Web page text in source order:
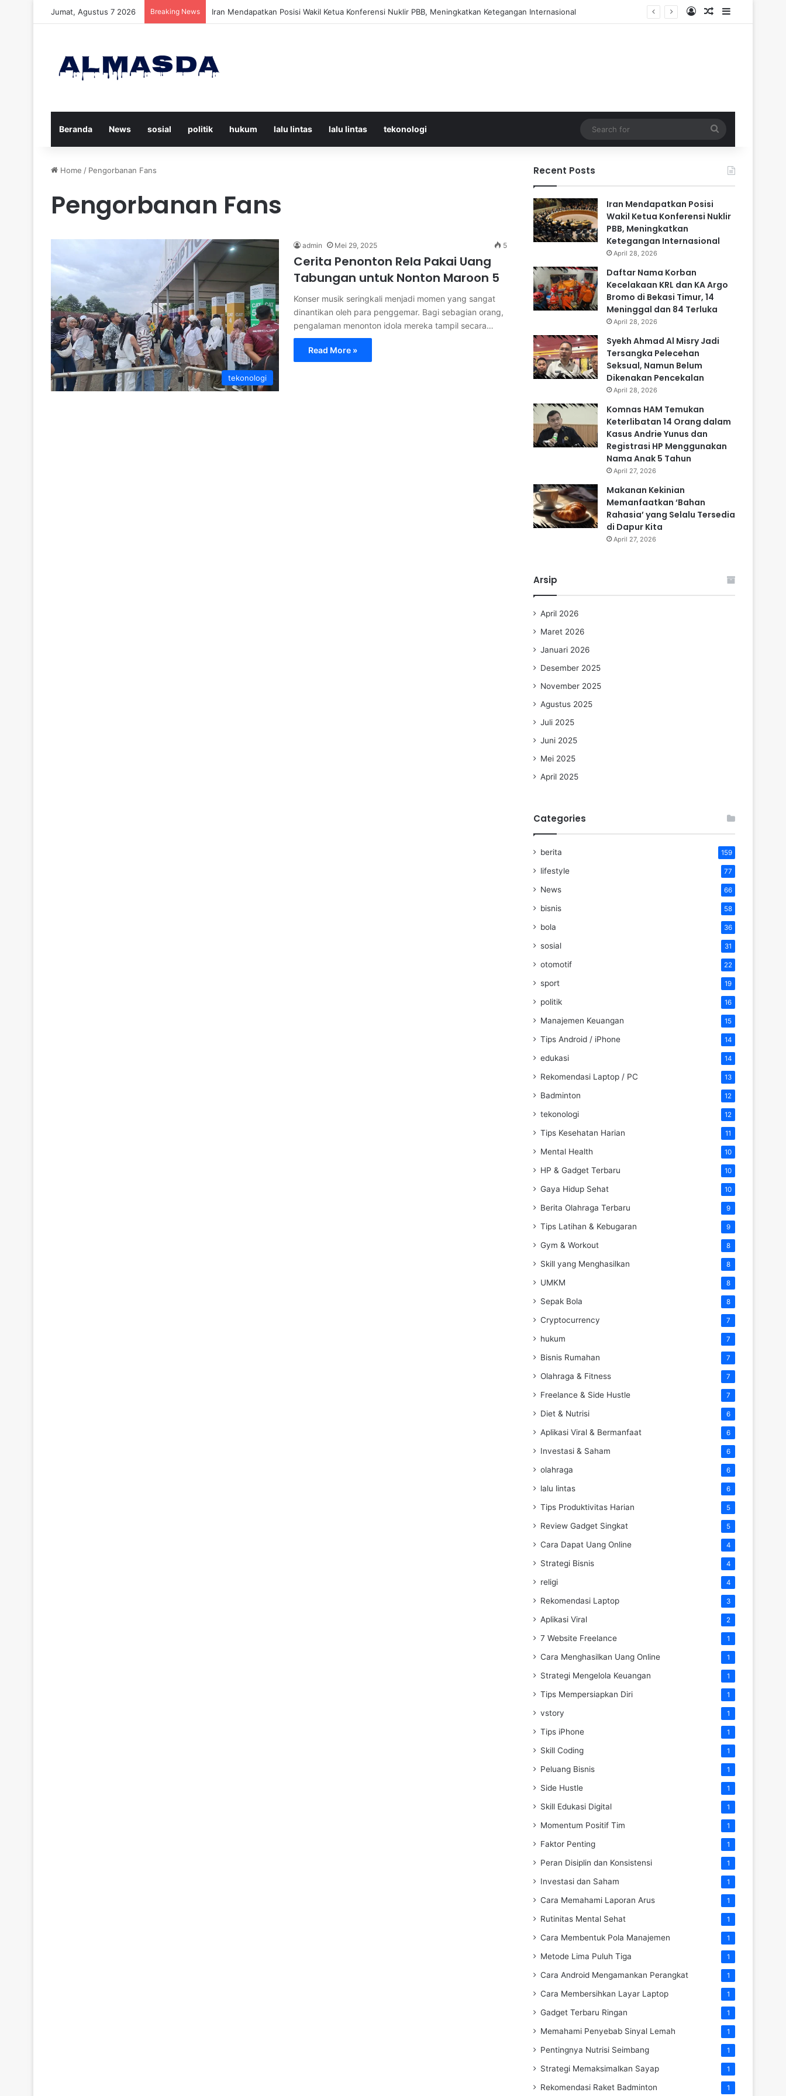
Jumat, Agustus 7 2026 Breaking News Daftar Nama Korban Kecelakaan KRL dan KA Argo Bromo di Bekasi Timur, 14 Meninggal dan 84 Terluka Log InRandom Article
Sidebar
Beranda News sosial politik hukum lalu lintas lalu lintas tekonologi
for
Home / Pengorbanan Fans
Pengorbanan Fans
tekonologi
admin Mei 29, 2025 5
Cerita Penonton Rela Pakai Uang
Tabungan untuk Nonton Maroon 5
Konser musik seringkali menjadi momen yang sangat
dinantikan oleh para penggemar. Bagi sebagian orang,
pengalaman menonton idola mereka tampil secara…
Read More »
Recent Posts
Iran Mendapatkan Posisi
Wakil Ketua Konferensi Nuklir
PBB, Meningkatkan
Ketegangan Internasional
April 28, 2026
Daftar Nama Korban
Kecelakaan KRL dan KA Argo
Bromo di Bekasi Timur, 14
Meninggal dan 84 Terluka
April 28, 2026
Syekh Ahmad Al Misry Jadi
Tersangka Pelecehan
Seksual, Namun Belum
Dikenakan Pencekalan
April 28, 2026
Komnas HAM Temukan
Keterlibatan 14 Orang dalam
Kasus Andrie Yunus dan
Registrasi HP Menggunakan
Nama Anak 5 Tahun
April 27, 2026
Makanan Kekinian
Memanfaatkan ‘Bahan
Rahasia’ yang Selalu Tersedia
di Dapur Kita
April 27, 2026
Arsip
April 2026
Maret 2026
Januari 2026
Desember 2025
November 2025
Agustus 2025
Juli 2025
Juni 2025
Mei 2025
April 2025
Categories
berita 159
lifestyle 77
News 66
bisnis 58
bola 36
sosial 31
otomotif 22
sport 19
politik 16
Manajemen Keuangan 15
Tips Android / iPhone 14
edukasi 14
Rekomendasi Laptop / PC 13
Badminton 12
tekonologi 12
Tips Kesehatan Harian 11
Mental Health 10
HP & Gadget Terbaru 10
Gaya Hidup Sehat 10
Berita Olahraga Terbaru 9
Tips Latihan & Kebugaran 9
Gym & Workout 8
Skill yang Menghasilkan 8
UMKM 8
Sepak Bola 8
Cryptocurrency 7
hukum 7
Bisnis Rumahan 7
Olahraga & Fitness 7
Freelance & Side Hustle 7
Diet & Nutrisi 6
Aplikasi Viral & Bermanfaat 6
Investasi & Saham 6
olahraga 6
lalu lintas 6
Tips Produktivitas Harian 5
Review Gadget Singkat 5
Cara Dapat Uang Online 4
Strategi Bisnis 4
religi 4
Rekomendasi Laptop 3
Aplikasi Viral 2
7 Website Freelance 1
Cara Menghasilkan Uang Online 1
Strategi Mengelola Keuangan 1
Tips Mempersiapkan Diri 1
vstory 1
Tips iPhone 1
Skill Coding 1
Peluang Bisnis 1
Side Hustle 1
Skill Edukasi Digital 1
Momentum Positif Tim 1
Faktor Penting 1
Peran Disiplin dan Konsistensi 1
Investasi dan Saham 1
Cara Memahami Laporan Arus 1
Rutinitas Mental Sehat 1
Cara Membentuk Pola Manajemen 1
Metode Lima Puluh Tiga 1
Cara Android Mengamankan Perangkat 1
Cara Membersihkan Layar Laptop 1
Gadget Terbaru Ringan 1
Memahami Penyebab Sinyal Lemah 1
Pentingnya Nutrisi Seimbang 1
Strategi Memaksimalkan Sayap 1
Rekomendasi Raket Badminton 1